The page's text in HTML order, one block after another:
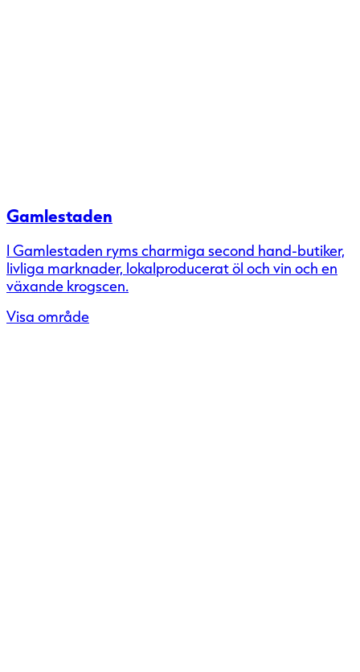
Gamlestaden
I Gamlestaden ryms charmiga second hand-butiker,
livliga marknader, lokalproducerat öl och vin och en
växande krogscen.
Visa område